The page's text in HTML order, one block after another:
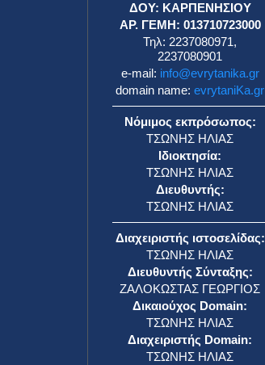
ΔΟΥ: ΚΑΡΠΕΝΗΣΙΟΥ
ΑΡ. ΓΕΜΗ: 013710723000
Τηλ: 2237080971,
2237080901
e-mail: info@evrytanika.gr
domain name:evrytaniKa.gr
Νόμιμος εκπρόσωπος:
ΤΣΩΝΗΣ ΗΛΙΑΣ
Ιδιοκτησία:
ΤΣΩΝΗΣ ΗΛΙΑΣ
Διευθυντής:
ΤΣΩΝΗΣ ΗΛΙΑΣ
Διαχειριστής ιστοσελίδας:
ΤΣΩΝΗΣ ΗΛΙΑΣ
Διευθυντής Σύνταξης:
ΖΑΛΟΚΩΣΤΑΣ ΓΕΩΡΓΙΟΣ
Δικαιούχος Domain:
ΤΣΩΝΗΣ ΗΛΙΑΣ
Διαχειριστής Domain:
ΤΣΩΝΗΣ ΗΛΙΑΣ